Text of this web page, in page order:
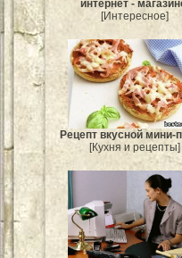
интернет -
[Интересное]
Рецепт вкусной мини-
[Кухня и рецепты]